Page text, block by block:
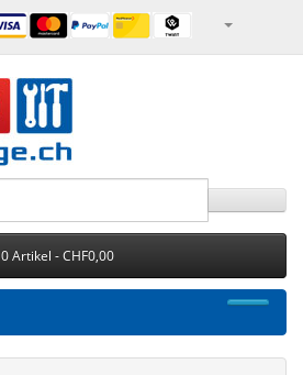
0 Artikel - CHF0,00